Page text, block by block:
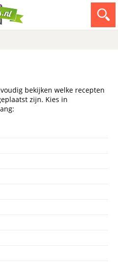
bekijken welke recepten
zijn. Kies in